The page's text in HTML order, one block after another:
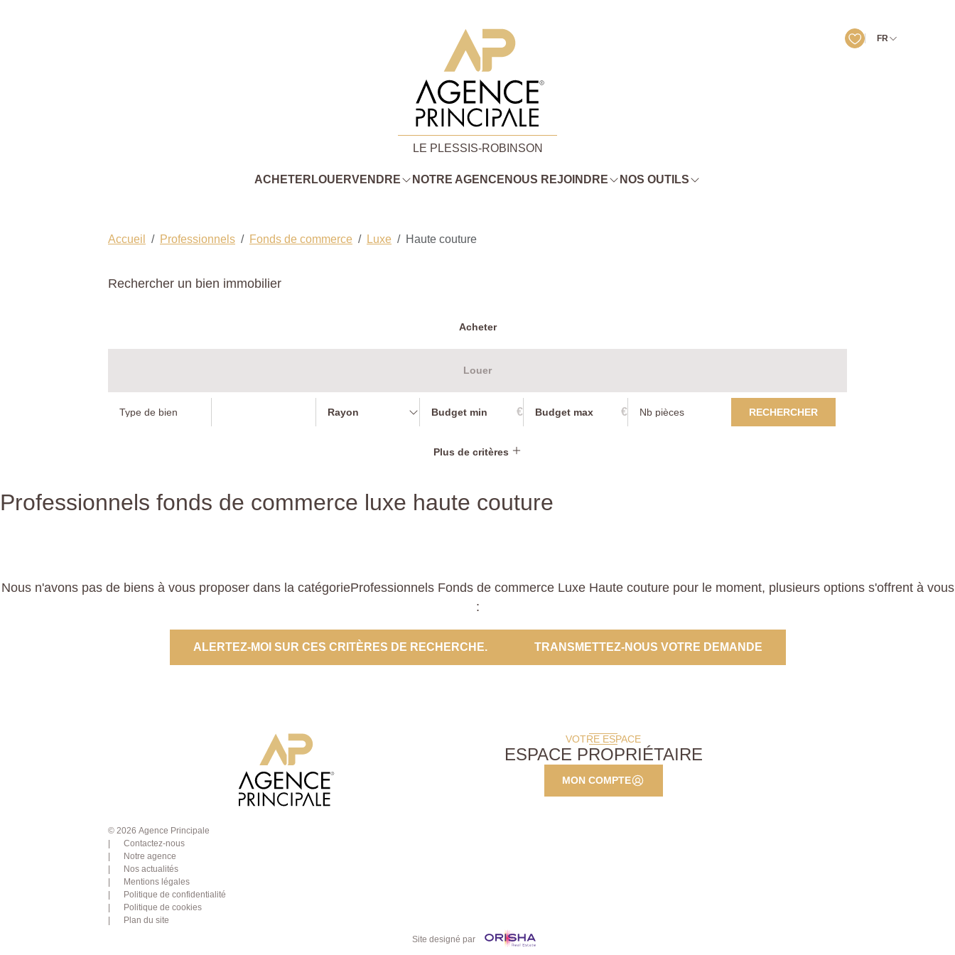
FR
LE PLESSIS-ROBINSON
ACHETER LOUERVENDRE NOTRE AGENCE NOUS REJOINDRE NOS OUTILS
Accueil Professionnels Fonds de commerce Luxe Haute couture
Rechercher un bien immobilier
Acheter
Louer
Rayon € € RECHERCHER
Plus de critères
Professionnels fonds de commerce luxe haute couture
Nous n'avons pas de biens à vous proposer dans la catégorieProfessionnels Fonds de commerce Luxe Haute couture pour le moment, plusieurs options s'offrent à vous
:
ALERTEZ-MOI SUR CES CRITÈRES DE RECHERCHE. TRANSMETTEZ-NOUS VOTRE DEMANDE
VOTRE ESPACE
ESPACE PROPRIÉTAIRE
MON COMPTE
© 2026 Agence Principale
Contactez-nous
Notre agence
Nos actualités
Mentions légales
Politique de confidentialité
Politique de cookies
Plan du site
Site designé par